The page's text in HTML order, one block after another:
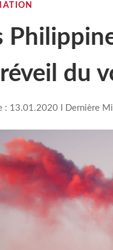
du
: 13.01.2020 I Dernière